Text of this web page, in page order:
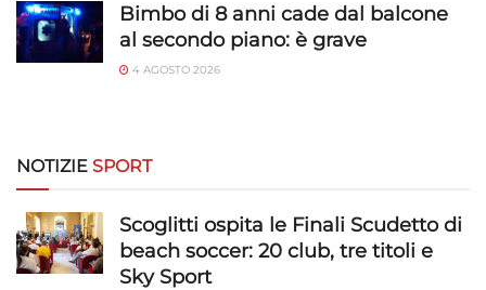
Bimbo di 8 anni cade dal balcone
al secondo piano: è grave
4 AGOSTO 2026
NOTIZIE SPORT
Scoglitti ospita le Finali Scudetto di
beach soccer: 20 club, tre titoli e
Sky Sport